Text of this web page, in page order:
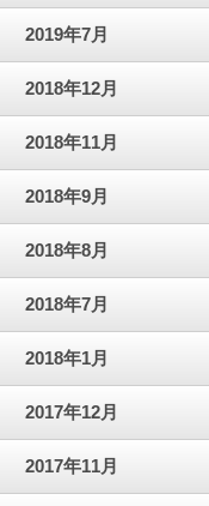
2019年7月
2018年12月
2018年11月
2018年9月
2018年8月
2018年7月
2018年1月
2017年12月
2017年11月